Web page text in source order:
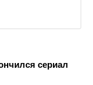
сериал